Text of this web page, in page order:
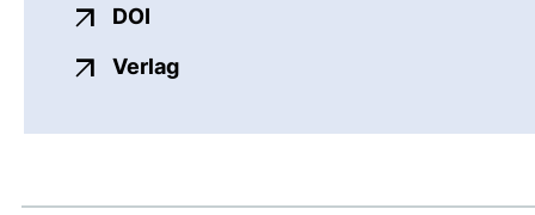
DOI
Verlagexterner Link, öffnet neues